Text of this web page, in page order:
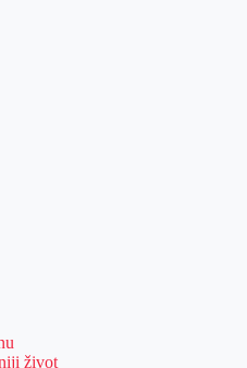
život